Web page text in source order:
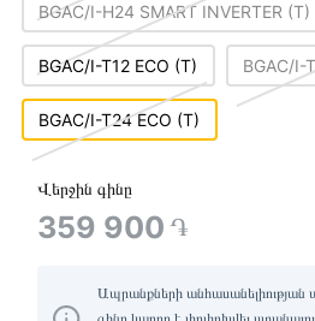
BGAC/I-H24 SMART INVERTER (T)
BGAC/I-T12 ECO (T) BGAC/I-
BGAC/I-T24 ECO (T)
Վերջին գինը
359 900 ֏
Ապրանքների